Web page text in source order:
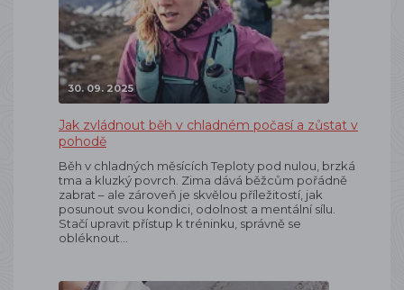
30. 09. 2025
Jak zvládnout běh v chladném počasí a zůstat v
pohodě
Běh v chladných měsících Teploty pod nulou, brzká
tma a kluzký povrch. Zima dává běžcům pořádně
zabrat – ale zároveň je skvělou příležitostí, jak
posunout svou kondici, odolnost a mentální sílu.
Stačí upravit přístup k tréninku, správně se
obléknout…